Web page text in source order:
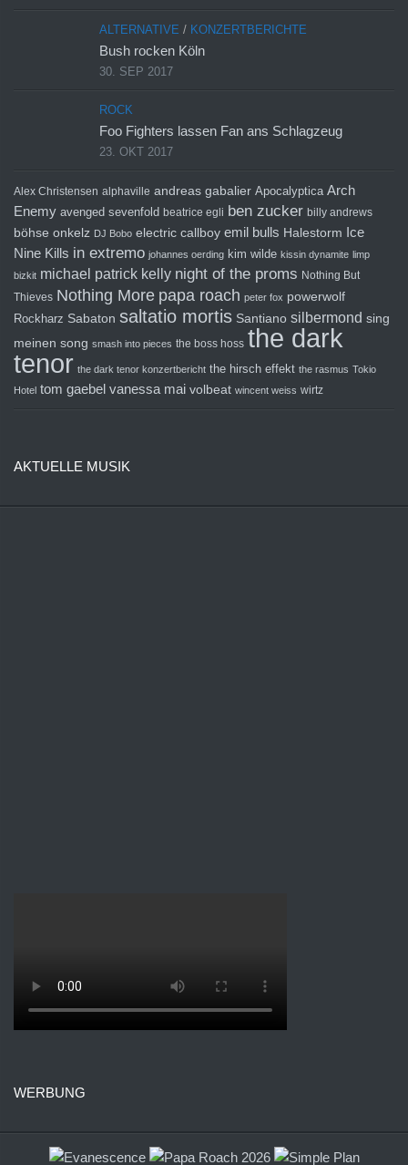
ALTERNATIVE / KONZERTBERICHTE
Bush rocken Köln
30. SEP 2017
ROCK
Foo Fighters lassen Fan ans Schlagzeug
23. OKT 2017
Alex Christensen alphaville andreas gabalier Apocalyptica Arch
Enemy avenged sevenfold beatrice egli ben zucker billy andrews
böhse onkelz DJ Bobo electric callboy emil bulls Halestorm Ice
Nine Kills in extremo johannes oerding kim wilde kissin dynamite limp
bizkit michael patrick kelly night of the proms Nothing But
Thieves Nothing More papa roach peter fox powerwolf
Rockharz Sabaton saltatio mortis Santiano silbermond sing
meinen song smash into pieces the boss hoss the dark
tenor the dark tenor konzertbericht the hirsch effekt the rasmus Tokio
Hotel tom gaebel vanessa mai volbeat wincent weiss wirtz
AKTUELLE MUSIK
WERBUNG